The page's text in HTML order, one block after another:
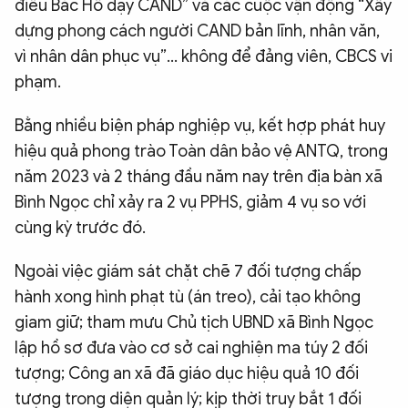
điều Bác Hồ dạy CAND” và các cuộc vận động “Xây
dựng phong cách người CAND bản lĩnh, nhân văn,
vì nhân dân phục vụ”… không để đảng viên, CBCS vi
phạm.
Bằng nhiều biện pháp nghiệp vụ, kết hợp phát huy
hiệu quả phong trào Toàn dân bảo vệ ANTQ, trong
năm 2023 và 2 tháng đầu năm nay trên địa bàn xã
Bình Ngọc chỉ xảy ra 2 vụ PPHS, giảm 4 vụ so với
cùng kỳ trước đó.
Ngoài việc giám sát chặt chẽ 7 đối tượng chấp
hành xong hình phạt tù (án treo), cải tạo không
giam giữ; tham mưu Chủ tịch UBND xã Bình Ngọc
lập hồ sơ đưa vào cơ sở cai nghiện ma túy 2 đối
tượng; Công an xã đã giáo dục hiệu quả 10 đối
tượng trong diện quản lý; kịp thời truy bắt 1 đối